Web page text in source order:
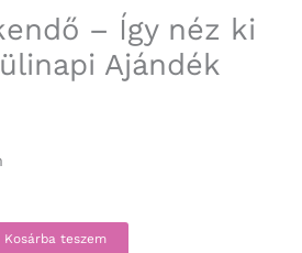
– Így néz ki
Ajándék
Kosárba teszem